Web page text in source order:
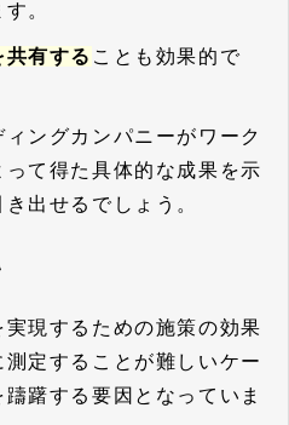
。
有する ことも効果的で
ングカンパニーがワーク
て得た具体的な成果を示
出せるでしょう。
現するための施策の効果
定することが難しいケー
躇する要因となっていま